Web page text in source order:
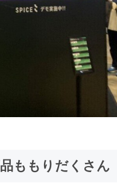
ももりだくさん